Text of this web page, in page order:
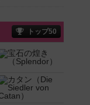
トップ50